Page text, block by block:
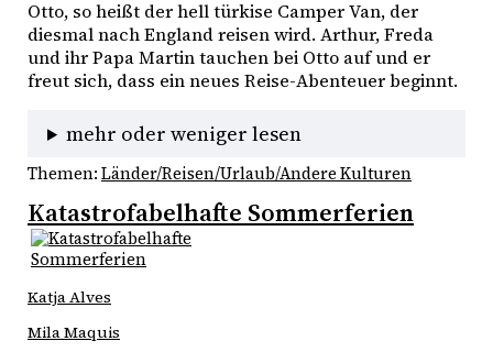
Otto, so heißt der hell türkise Camper Van, der
diesmal nach England reisen wird. Arthur, Freda
und ihr Papa Martin tauchen bei Otto auf und er
freut sich, dass ein neues Reise-Abenteuer beginnt.
mehr oder weniger lesen
Themen: Länder/Reisen/Urlaub/Andere Kulturen
Katastrofabelhafte Sommerferien
Katja Alves
Mila Maquis